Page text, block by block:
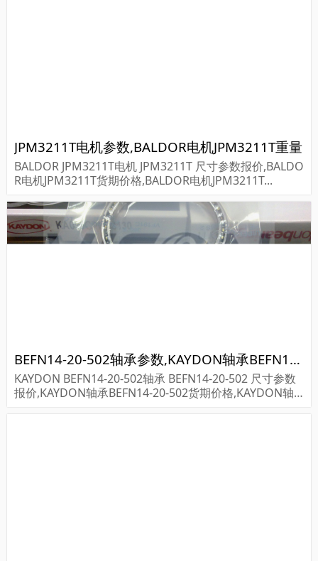
JPM3211T电机参数,BALDOR电机JPM3211T重量
BALDOR JPM3211T电机 JPM3211T 尺寸参数报价,BALDO
R电机JPM3211T货期价格,BALDOR电机JPM3211T...
BEFN14-20-502轴承参数,KAYDON轴承BEFN14-20-502重量
KAYDON BEFN14-20-502轴承 BEFN14-20-502 尺寸参数
报价,KAYDON轴承BEFN14-20-502货期价格,KAYDON轴